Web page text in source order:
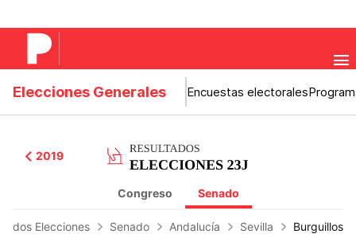
Elecciones Generales Encuestas electorales
2019
Congreso Senado
Elecciones Senado Andalucía Sevilla Burguillos